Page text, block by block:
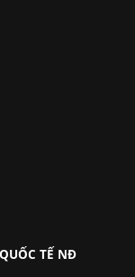
TẾ NĐ